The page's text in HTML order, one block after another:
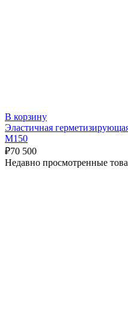
В корзину
Эластичная
M150
₽70 500
Недавно просмотренные